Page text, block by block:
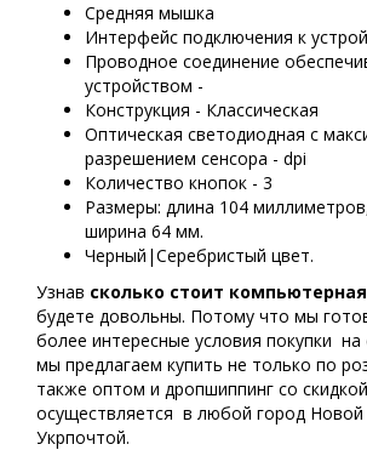
Средняя мышка
Интерфейс подключения к
Проводное соединение
устройством -
Конструкция - Классическая
Оптическая светодиодная с
разрешением сенсора - dpi
Количество кнопок - 3
Размеры: длина 104
ширина 64 мм.
Черный|Серебристый цвет.
Узнав сколько стоит
будете довольны. Потому что мы
более интересные условия покупки
мы предлагаем купить не только по
также оптом и дропшиппинг со
осуществляется в любой город
Укрпочтой.